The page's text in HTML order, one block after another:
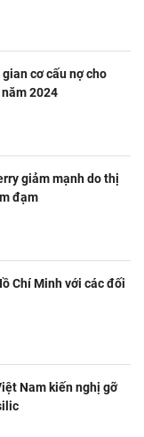
cơ cấu nợ cho
2024
giảm mạnh do thị
đạm
Chí Minh với các đối
Nam kiến nghị gỡ